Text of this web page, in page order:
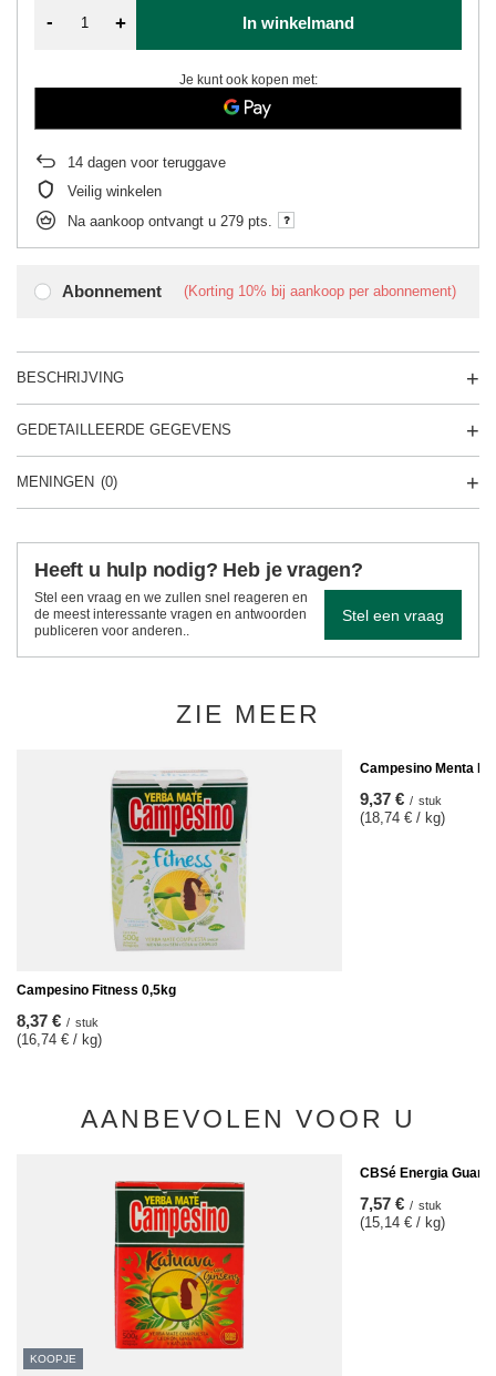
Abonnement (Korting 10% bij aankoop per abonnement)
- + In winkelmand
Je kunt ook kopen met:
14 dagen voor teruggave
Veilig winkelen
Na aankoop ontvangt u 279 pts.
BESCHRIJVING
GEDETAILLEERDE GEGEVENS
MENINGEN (0)
Heeft u hulp nodig? Heb je vragen?
Stel een vraag en we zullen snel reageren en
de meest interessante vragen en antwoorden
publiceren voor anderen..
Stel een vraag
ZIE MEER
Campesino Fitness 0,5kg
8,37 € / stuk
(16,74 € / kg)
Campesino Menta
9,37 € / stuk
(18,74 € / kg)
AANBEVOLEN VOOR U
KOOPJE
CBSé Energia
7,57 € / stuk
(15,14 € / kg)